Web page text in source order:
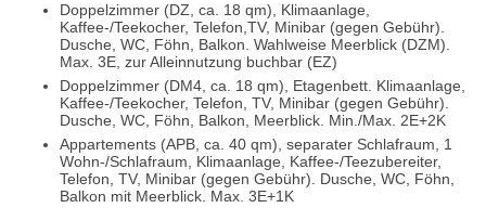
Doppelzimmer (DZ, ca. 18 qm), Klimaanlage,
Kaffee-/Teekocher, Telefon,TV, Minibar (gegen Gebühr).
Dusche, WC, Föhn, Balkon. Wahlweise Meerblick (DZM).
Max. 3E, zur Alleinnutzung buchbar (EZ)
Doppelzimmer (DM4, ca. 18 qm), Etagenbett. Klimaanlage,
Kaffee-/Teekocher, Telefon, TV, Minibar (gegen Gebühr).
Dusche, WC, Föhn, Balkon, Meerblick. Min./Max. 2E+2K
Appartements (APB, ca. 40 qm), separater Schlafraum, 1
Wohn-/Schlafraum, Klimaanlage, Kaffee-/Teezubereiter,
Telefon, TV, Minibar (gegen Gebühr). Dusche, WC, Föhn,
Balkon mit Meerblick. Max. 3E+1K